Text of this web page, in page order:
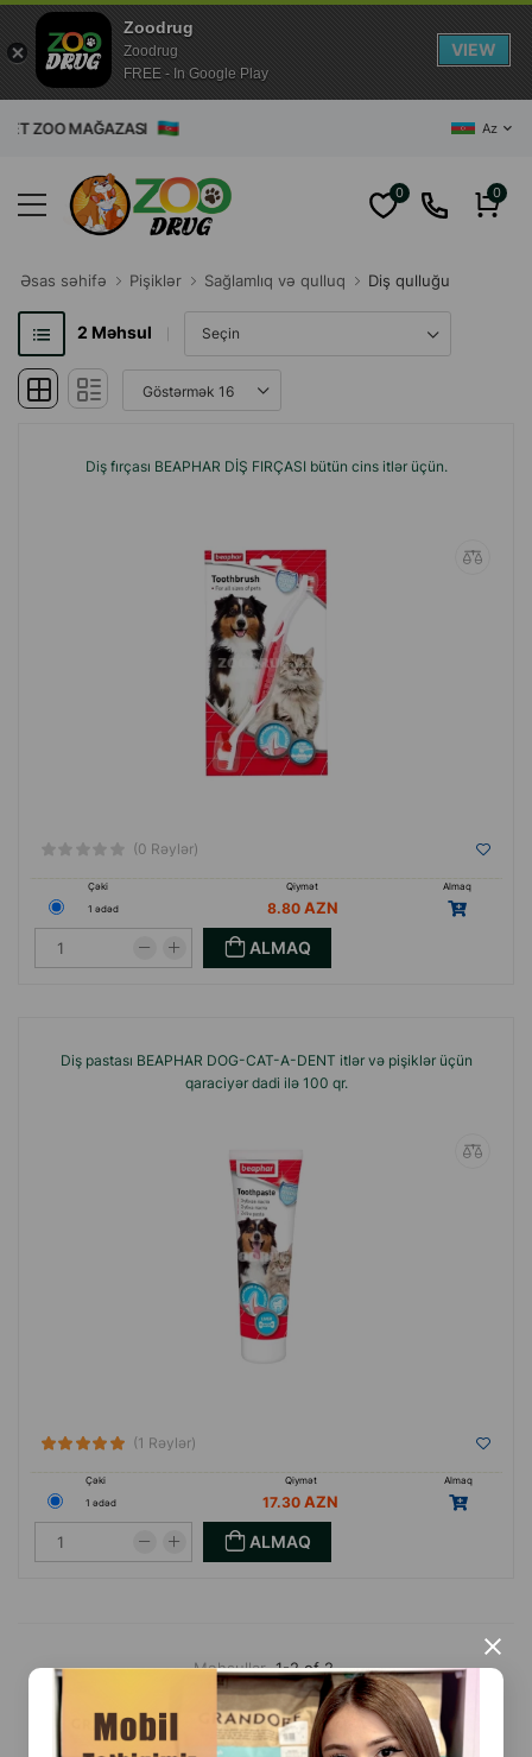
×
ZOO MAĞAZASI Az
0 0
Əsas səhifə Pişiklər Sağlamlıq və qulluq Diş qulluğu
2 Məhsul
Diş fırçası BEAPHAR DİŞ FIRÇASI bütün cins itlər üçün.
(0 Rəylər)
Çəki Qiymət
Almaq
1 ədəd
8.80
ALMAQ
Diş pastası BEAPHAR DOG-CAT-A-DENT itlər və pişiklər üçün
qaraciyər dadi ilə 100 qr.
(1 Rəylər)
Çəki Qiymət
Almaq
1 ədəd
17.30
ALMAQ
Məhsullar 1-2 of 2
Zoodrug
Zoodrug
FREE - In Google Play
VIEW